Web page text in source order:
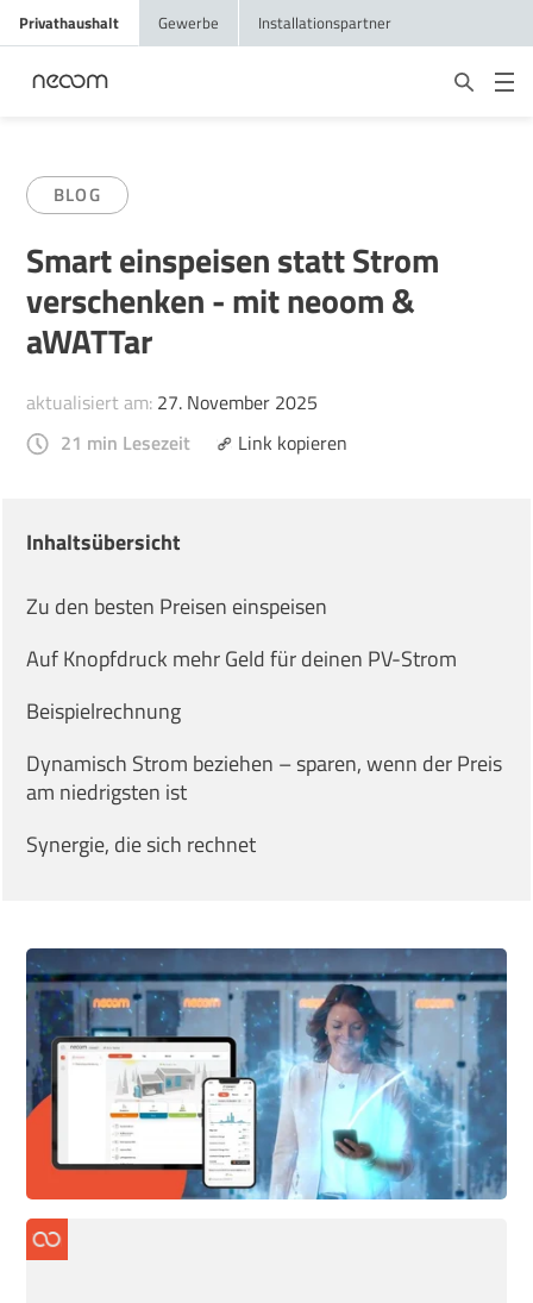
Privathaushalt Gewerbe Installationspartner
BLOG
Smart einspeisen statt Strom
verschenken - mit neoom &
aWATTar
aktualisiert am: 27. November 2025
21 min Lesezeit
Link kopieren
Inhaltsübersicht
Zu den besten Preisen einspeisen
Auf Knopfdruck mehr Geld für deinen PV-Strom
Beispielrechnung
Dynamisch Strom beziehen – sparen, wenn der Preis
am niedrigsten ist
Synergie, die sich rechnet